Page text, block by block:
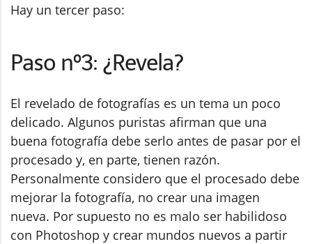
Hay un tercer paso:
Paso nº3: ¿Revela?
El revelado de fotografías es un tema un poco
delicado. Algunos puristas afirman que una
buena fotografía debe serlo antes de pasar por el
procesado y, en parte, tienen razón.
Personalmente considero que el procesado debe
mejorar la fotografía, no crear una imagen
nueva. Por supuesto no es malo ser habilidoso
con Photoshop y crear mundos nuevos a partir